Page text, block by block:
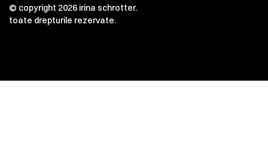
© copyright 2026 irina schrotter.
toate drepturile rezervate.